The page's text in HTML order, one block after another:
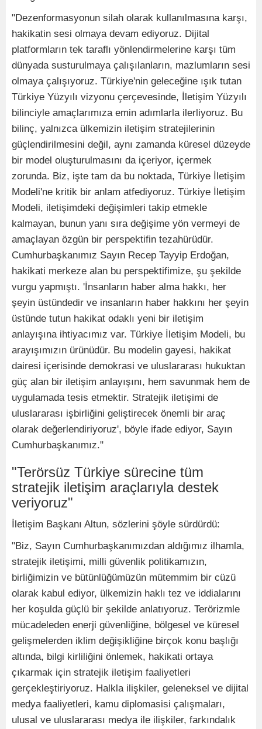
"Dezenformasyonun silah olarak kullanılmasına karşı,
hakikatin sesi olmaya devam ediyoruz. Dijital
platformların tek taraflı yönlendirmelerine karşı tüm
dünyada susturulmaya çalışılanların, mazlumların sesi
olmaya çalışıyoruz. Türkiye'nin geleceğine ışık tutan
Türkiye Yüzyılı vizyonu çerçevesinde, İletişim Yüzyılı
bilinciyle amaçlarımıza emin adımlarla ilerliyoruz. Bu
bilinç, yalnızca ülkemizin iletişim stratejilerinin
güçlendirilmesini değil, aynı zamanda küresel düzeyde
bir model oluşturulmasını da içeriyor, içermek
zorunda. Biz, işte tam da bu noktada, Türkiye İletişim
Modeli'ne kritik bir anlam atfediyoruz. Türkiye İletişim
Modeli, iletişimdeki değişimleri takip etmekle
kalmayan, bunun yanı sıra değişime yön vermeyi de
amaçlayan özgün bir perspektifin tezahürüdür.
Cumhurbaşkanımız Sayın Recep Tayyip Erdoğan,
hakikati merkeze alan bu perspektifimize, şu şekilde
vurgu yapmıştı. 'İnsanların haber alma hakkı, her
şeyin üstündedir ve insanların haber hakkını her şeyin
üstünde tutun hakikat odaklı yeni bir iletişim
anlayışına ihtiyacımız var. Türkiye İletişim Modeli, bu
arayışımızın ürünüdür. Bu modelin gayesi, hakikat
dairesi içerisinde demokrasi ve uluslararası hukuktan
güç alan bir iletişim anlayışını, hem savunmak hem de
uygulamada tesis etmektir. Stratejik iletişimi de
uluslararası işbirliğini geliştirecek önemli bir araç
olarak değerlendiriyoruz', böyle ifade ediyor, Sayın
Cumhurbaşkanımız."
"Terörsüz Türkiye sürecine tüm
stratejik iletişim araçlarıyla destek
veriyoruz"
İletişim Başkanı Altun, sözlerini şöyle sürdürdü:
"Biz, Sayın Cumhurbaşkanımızdan aldığımız ilhamla,
stratejik iletişimi, milli güvenlik politikamızın,
birliğimizin ve bütünlüğümüzün mütemmim bir cüzü
olarak kabul ediyor, ülkemizin haklı tez ve iddialarını
her koşulda güçlü bir şekilde anlatıyoruz. Terörizmle
mücadeleden enerji güvenliğine, bölgesel ve küresel
gelişmelerden iklim değişikliğine birçok konu başlığı
altında, bilgi kirliliğini önlemek, hakikati ortaya
çıkarmak için stratejik iletişim faaliyetleri
gerçekleştiriyoruz. Halkla ilişkiler, geleneksel ve dijital
medya faaliyetleri, kamu diplomasisi çalışmaları,
ulusal ve uluslararası medya ile ilişkiler, farkındalık